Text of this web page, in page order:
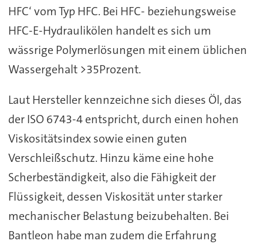
HFC‘ vom Typ HFC. Bei HFC- beziehungsweise
HFC-E-Hydraulikölen handelt es sich um
wässrige Polymerlösungen mit einem üblichen
Wassergehalt >35Prozent.
Laut Hersteller kennzeichne sich dieses Öl, das
der ISO 6743-4 entspricht, durch einen hohen
Viskositätsindex sowie einen guten
Verschleißschutz. Hinzu käme eine hohe
Scherbeständigkeit, also die Fähigkeit der
Flüssigkeit, dessen Viskosität unter starker
mechanischer Belastung beizubehalten. Bei
Bantleon habe man zudem die Erfahrung